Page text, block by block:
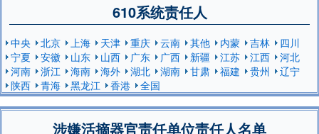
610系统责任人
中央 北京 上海 天津 重庆 云南 其他 内蒙 吉林
四川
宁夏
安徽 山东 山西 广东 广西 新疆 江苏 江西
河北
河南
浙江 海南 海外 湖北 湖南 甘肃 福建 贵州
辽宁
陕西
青海 黑龙江 香港 全国
涉嫌活摘器官责任单位责任人名单